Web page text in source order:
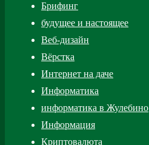
Брифинг
будущее и настоящее
Веб-дизайн
Вёрстка
Интернет на даче
Информатика
информатика в Жулебино
Информация
Криптовалюта